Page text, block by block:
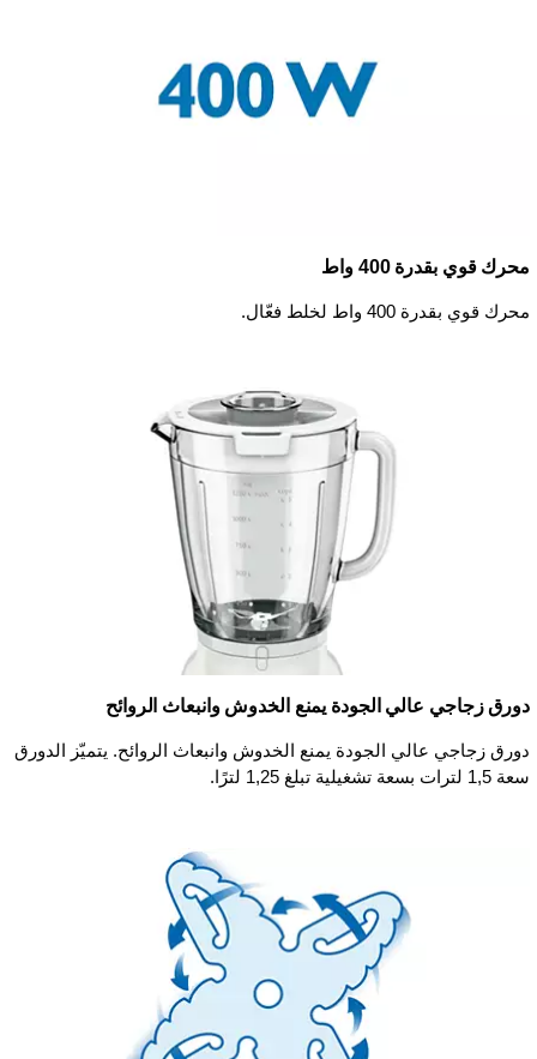
محرك قوي بقدرة 400 واط
محرك قوي بقدرة 400 واط لخلط فعّال.
دورق زجاجي عالي الجودة يمنع الخدوش وانبعاث الروائح
دورق زجاجي عالي الجودة يمنع الخدوش وانبعاث الروائح. يتميّز الدورق
سعة 1,5 لترات بسعة تشغيلية تبلغ 1,25 لترًا.